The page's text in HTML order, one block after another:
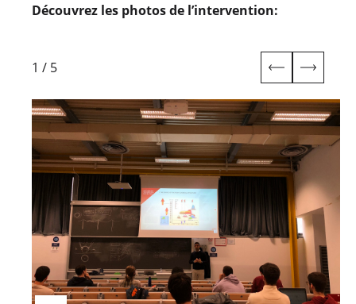
Découvrez les photos de l’intervention:
1 / 5